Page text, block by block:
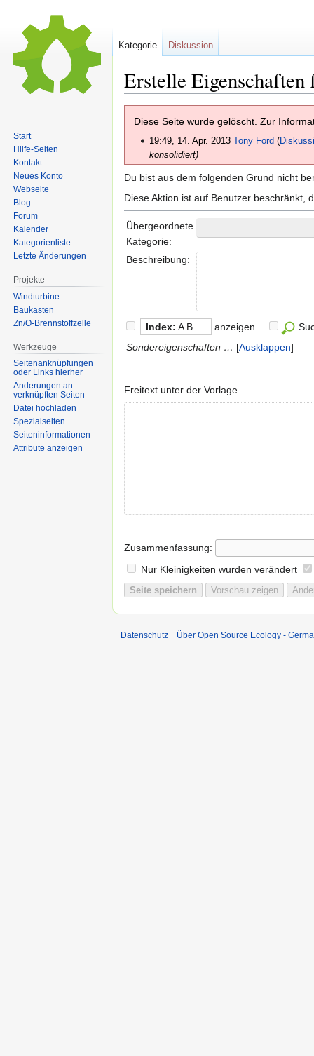
Erstelle
Navigation
springen
Suche
springen
Diese Seite wurde gelöscht. Zur
19:49, 14. Apr. 2013 Tony Ford
konsolidiert)
Du bist aus dem folgenden Grund nicht
Diese Aktion ist auf Benutzer beschränkt,
Übergeordnete
Kategorie:
Beschreibung:
Index: A B … anzeigen
Sondereigenschaften …
Ausklappen
Freitext unter der Vorlage
Zusammenfassung:
Nur Kleinigkeiten wurden verändert
Kategorie Diskussion
Start
Hilfe-Seiten
Kontakt
Neues Konto
Webseite
Blog
Forum
Kalender
Kategorienliste
Letzte Änderungen
Projekte
Windturbine
Baukasten
Zn/O-Brennstoffzelle
Werkzeuge
Seitenanknüpfungen
oder Links hierher
Änderungen an
verknüpften Seiten
Datei hochladen
Spezialseiten
Seiten­informationen
Attribute anzeigen
Datenschutz Über Open Source Ecology -